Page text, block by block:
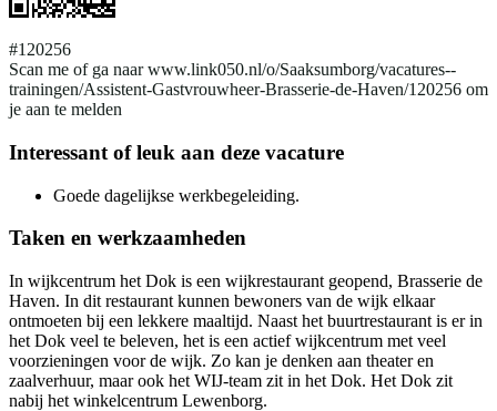
#120256
Scan me of ga naar www.link050.nl/o/Saaksumborg/vacatures--
trainingen/Assistent-Gastvrouwheer-Brasserie-de-Haven/120256 om
je aan te melden
Interessant of leuk aan deze vacature
Goede dagelijkse werkbegeleiding.
Taken en werkzaamheden
In wijkcentrum het Dok is een wijkrestaurant geopend, Brasserie de
Haven. In dit restaurant kunnen bewoners van de wijk elkaar
ontmoeten bij een lekkere maaltijd. Naast het buurtrestaurant is er in
het Dok veel te beleven, het is een actief wijkcentrum met veel
voorzieningen voor de wijk. Zo kan je denken aan theater en
zaalverhuur, maar ook het WIJ-team zit in het Dok. Het Dok zit
nabij het winkelcentrum Lewenborg.